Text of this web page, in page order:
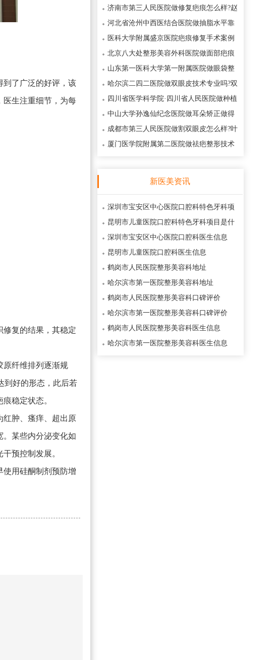
到了广泛的好评，该
医生注重细节，为每
修复的结果，其稳定
原纤维排列逐渐规
到好的形态，此后若
稳定状态。
红肿、瘙痒、超出原
。某些内分泌变化如
预控制发展。
使用硅酮制剂预防增
济南市第三人民医院做修复疤痕怎么样?赵
风林医生修复疤痕价格400元起
河北省沧州中西医结合医院做抽脂水平靠
谱吗?褚国华医生抽脂专业风格口碑点
医科大学附属盛京医院疤痕修复手术案例
评价曝光?赵宇医生疤痕修复手术
北京八大处整形美容外科医院做面部疤痕
修复口碑怎么样?面部疤痕修复费用价
山东第一医科大学第一附属医院做眼袋整
形口碑怎么样?眼袋整形手术亮点口碑
哈尔滨二四二医院做双眼皮技术专业吗?双
眼皮技术风格口碑盘点,价格怎样200
四川省医学科学院·四川省人民医院做种植
头发口碑怎么样?陈再洪医生种植头发
中山大学孙逸仙纪念医院做耳朵矫正做得
怎么样?耳朵矫正专业能力口碑盘点,价
成都市第三人民医院做割双眼皮怎么样?叶
飞轮医生割双眼皮收费费用便宜吗2
厦门医学院附属第二医院做祛疤整形技术
新医美资讯
深圳市宝安区中心医院口腔科特色牙科项
目是什么
昆明市儿童医院口腔科特色牙科项目是什
么 深圳市宝安区中心医院口腔科医生信息
昆明市儿童医院口腔科医生信息
鹤岗市人民医院整形美容科地址
哈尔滨市第一医院整形美容科地址
鹤岗市人民医院整形美容科口碑评价
哈尔滨市第一医院整形美容科口碑评价
鹤岗市人民医院整形美容科医生信息
哈尔滨市第一医院整形美容科医生信息